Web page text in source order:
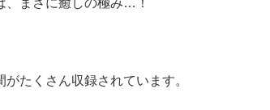
、まさに癒しの極み…！
たくさん収録されています。